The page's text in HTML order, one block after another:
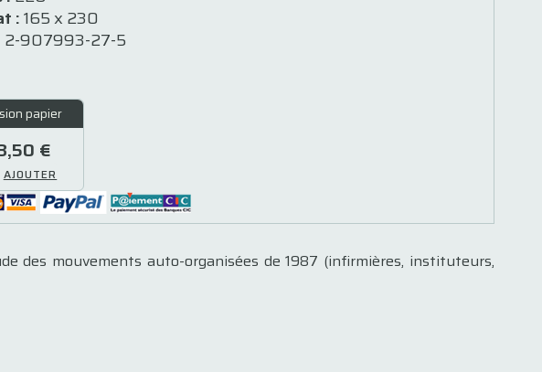
papier
€
AJOUTER
:165 x 230
2-907993-27-5
des mouvements auto-organisées de 1987 (infirmières, instituteurs,